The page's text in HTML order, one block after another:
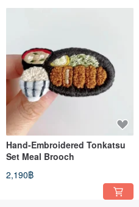
Hand-Embroidered Tonkatsu
Set Meal Brooch
2,190฿